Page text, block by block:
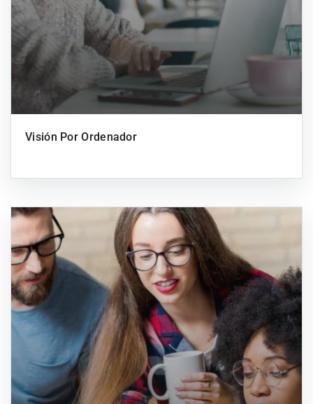
Visión Por Ordenador